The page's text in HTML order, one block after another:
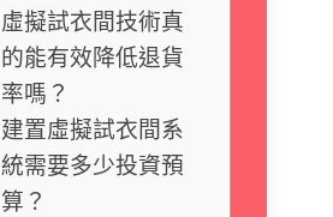
虛擬試衣間技術真
的能有效降低退貨
率嗎？
建置虛擬試衣間系
統需要多少投資預
算？